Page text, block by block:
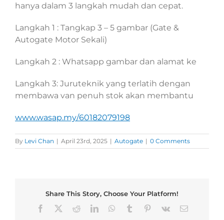
hanya dalam 3 langkah mudah dan cepat.
Langkah 1 : Tangkap 3 – 5 gambar (Gate &
Autogate Motor Sekali)
Langkah 2 : Whatsapp gambar dan alamat ke
Langkah 3: Juruteknik yang terlatih dengan
membawa van penuh stok akan membantu
www.wasap.my/60182079198
By Levi Chan | April 23rd, 2025 | Autogate | 0 Comments
Share This Story, Choose Your Platform!
Facebook
RedditLinkedInWhatsApp
Tumblr Pinterest
Vk Email